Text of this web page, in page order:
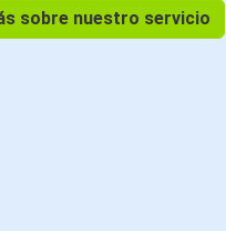
de Venecia
de Venecia
sobre nuestro servicio